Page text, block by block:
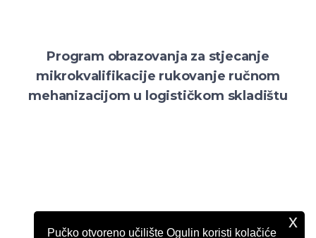
Program obrazovanja za stjecanje
mikrokvalifikacije rukovanje ručnom
mehanizacijom u logističkom skladištu
Program obrazovanja za stjecanje
Pučko otvoreno učilište Ogulin koristi kolačiće
x